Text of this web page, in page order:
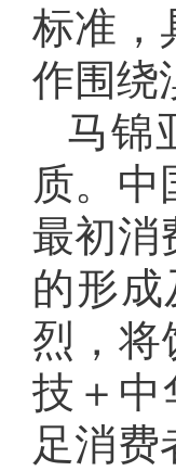
标准，
作围绕
马锦
质。中
最初消
的形
烈，将
技＋中
足消费